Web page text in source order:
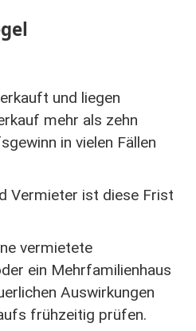
und liegen
mehr als zehn
in vielen Fällen
Vermieter ist diese Frist
vermietete
ein Mehrfamilienhaus
Auswirkungen
frühzeitig prüfen.